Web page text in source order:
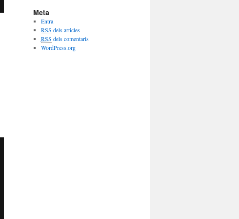
Meta
Entra
RSS dels articles
RSS dels comentaris
WordPress.org